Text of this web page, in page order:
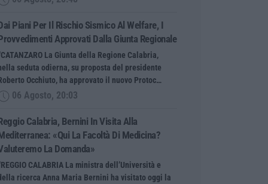
Piani Per Il Rischio Sismico Al Welfare, I
Approvati Dalla Giunta Regionale
La Giunta della Regione Calabria,
seduta odierna, su proposta del presidente
Occhiuto, ha approvato il nuovo Protoc…
06 Agosto, 20:03
Calabria, Bernini In Visita Alla
«Qui La Facoltà Di Medicina?
La Domanda»
CALABRIA La ministra dell’Università e
ricerca Anna Maria Bernini ha visitato oggi la